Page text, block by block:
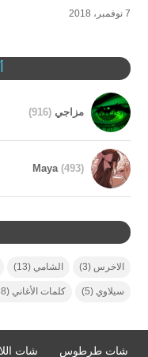
7 نوفمبر، 2018
مزاجي (916)
Maya (493)
الاخرس (3) الشامي (13)
سيلاوي (5) كلمات الأغاني (38)
شات طرطوس شات